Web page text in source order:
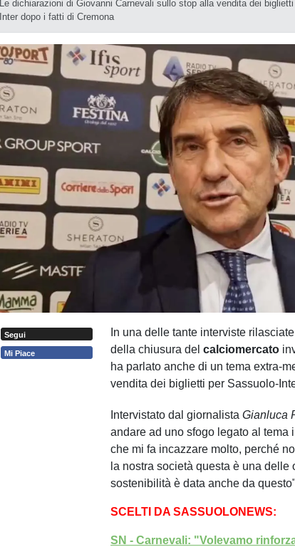
Le dichiarazioni di Giovanni Carnevali sullo stop alla vendita dei
Inter dopo i fatti di Cremona
Segui
Mi Piace
In una delle tante interviste
della chiusura delcalciomercato
ha parlato anche di un tema extra-
vendita dei biglietti per Sassuolo-
Intervistato dal giornalistaGianluca
andare ad uno sfogo legato al tema
che mi fa incazzare molto, perché
la nostra società questa è una
sostenibilità è data anche da
SCELTI DA SASSUOLONEWS:
SN - Carnevali: "Volevamo